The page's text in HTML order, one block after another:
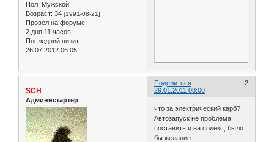
Пол: Мужской
Возраст: 34 [1991-08-21]
Провел на форуме:
2 дня 11 часов
Последний визит:
26.07.2012 06:05
Поделиться
2
29.01.2011 08:00
SCH
Администартер
что за электрический карб?
Автозапуск не проблема
поставить и на солекс, было
бы желание